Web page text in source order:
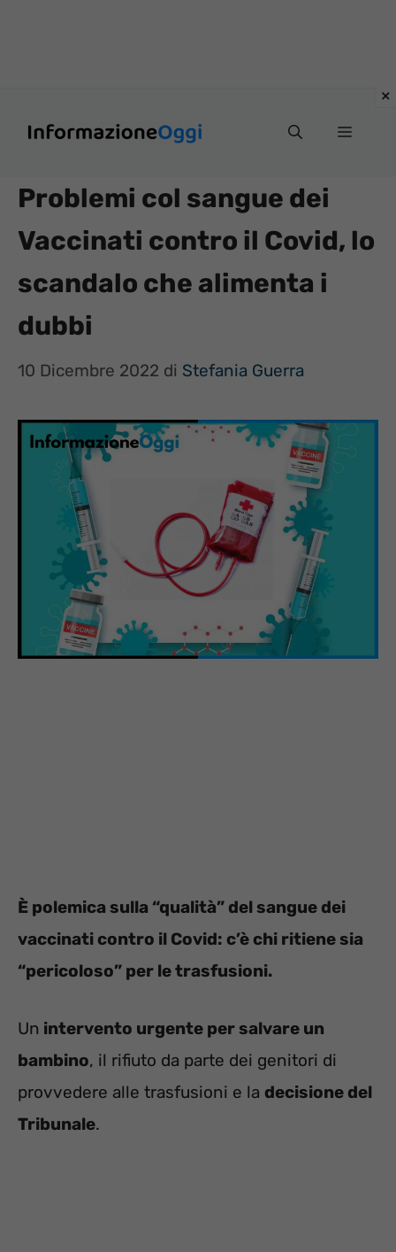
Menu
Problemi col sangue dei
Vaccinati contro il Covid, lo
scandalo che alimenta i
dubbi
10 Dicembre 2022 di Stefania Guerra
È polemica sulla “qualità” del sangue dei
vaccinati contro il Covid: c’è chi ritiene sia
“pericoloso” per le trasfusioni.
Un intervento urgente per salvare un
bambino, il rifiuto da parte dei genitori di
provvedere alle trasfusioni e la decisione del
Tribunale.